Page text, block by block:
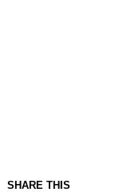
SHARE THIS